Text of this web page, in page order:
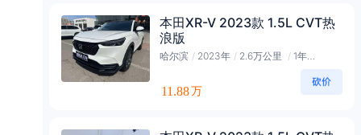
本田XR-V 2023款 1.5L CVT热
浪版
哈尔滨 / 2023年 / 2.6万公里 / 1年黄金会员
11.88万